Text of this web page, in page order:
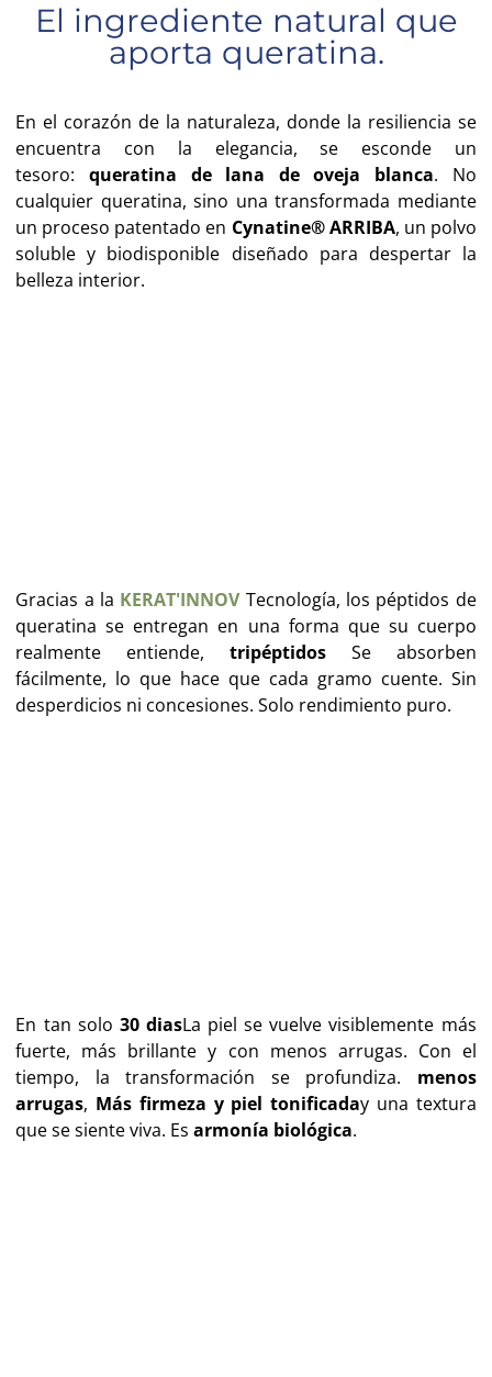
El ingrediente natural que
aporta queratina.
En el corazón de la naturaleza, donde la resiliencia se
encuentra con la elegancia, se esconde un
tesoro:queratina de lana de oveja blanca. No
cualquier queratina, sino una transformada mediante
un proceso patentado en Cynatine® ARRIBA, un polvo
soluble y biodisponible diseñado para despertar la
belleza interior.
Gracias a la KERAT'INNOVTecnología, los péptidos de
queratina se entregan en una forma que su cuerpo
realmente entiende, tripéptidos Se absorben
fácilmente, lo que hace que cada gramo cuente. Sin
desperdicios ni concesiones. Solo rendimiento puro.
En tan solo 30 diasLa piel se vuelve visiblemente más
fuerte, más brillante y con menos arrugas. Con el
tiempo, la transformación se profundiza. menos
arrugas, Más firmeza y piel tonificaday una textura
que se siente viva. Esarmonía biológica.